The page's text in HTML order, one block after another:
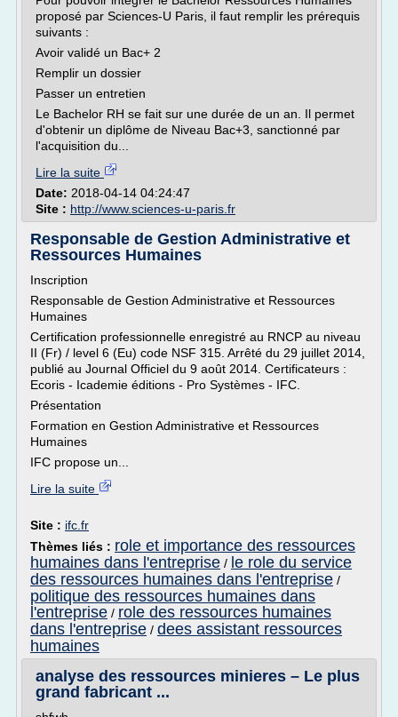
proposé par Sciences-U Paris, il faut remplir les prérequis
suivants :
Avoir validé un Bac+ 2
Remplir un dossier
Passer un entretien
Le Bachelor RH se fait sur une durée de un an. Il permet
d'obtenir un diplôme de Niveau Bac+3, sanctionné par
l'acquisition du...
Lire la suite
Date: 2018-04-14 04:24:47
Site : http://www.sciences-u-paris.fr
Responsable de Gestion Administrative et
Ressources Humaines
Inscription
Responsable de Gestion Administrative et Ressources
Humaines
Certification professionnelle enregistré au RNCP au niveau
II (Fr) / level 6 (Eu) code NSF 315. Arrêté du 29 juillet 2014,
publié au Journal Officiel du 9 août 2014. Certificateurs :
Ecoris - Icademie éditions - Pro Systèmes - IFC.
Présentation
Formation en Gestion Administrative et Ressources
Humaines
IFC propose un...
Lire la suite
Site : ifc.fr
Thèmes liés : role et importance des ressources
humaines dans l'entreprise / le role du service
des ressources humaines dans l'entreprise /
politique des ressources humaines dans
l'entreprise / role des ressources humaines
dans l'entreprise / dees assistant ressources
humaines
analyse des ressources minieres – Le plus
grand fabricant ...